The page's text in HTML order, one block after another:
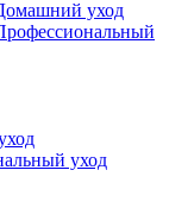
уход
уход